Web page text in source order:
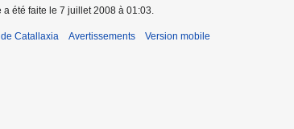
été faite le 7 juillet 2008 à 01:03.
Catallaxia Avertissements Version mobile